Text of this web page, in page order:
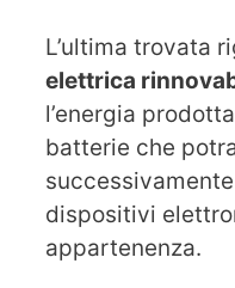
L’ultima trovata
elettrica
l’energia
batterie che
dispositivi
appartenenza.